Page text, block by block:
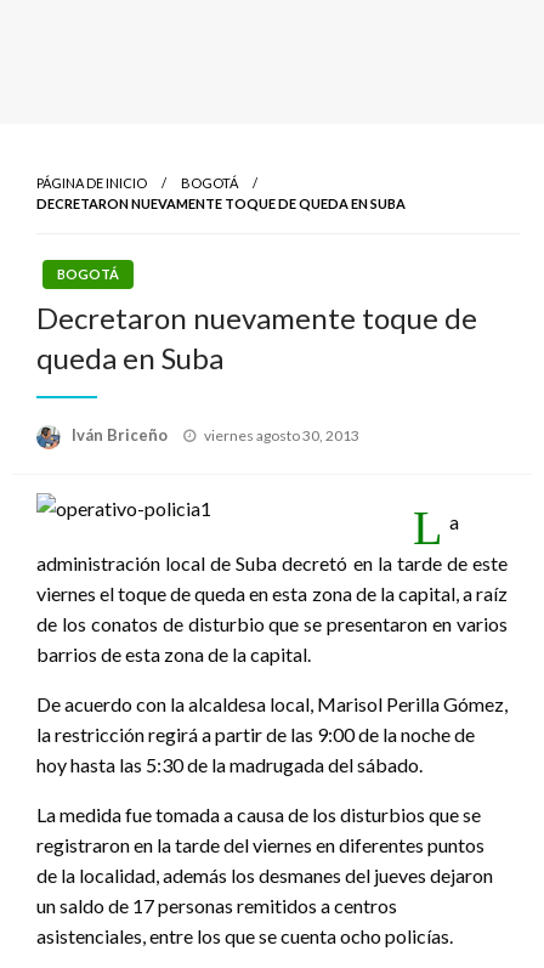
PÁGINA DE INICIO
BOGOTÁ
DECRETARON NUEVAMENTE TOQUE DE QUEDA EN SUBA
BOGOTÁ
Decretaron nuevamente toque de
queda en Suba
Iván Briceño
Publicado
viernes agosto 30, 2013
L a
administración local de Suba decretó en la tarde de este
viernes el toque de queda en esta zona de la capital, a raíz
de los conatos de disturbio que se presentaron en varios
barrios de esta zona de la capital.
De acuerdo con la alcaldesa local, Marisol Perilla Gómez,
la restricción regirá a partir de las 9:00 de la noche de
hoy hasta las 5:30 de la madrugada del sábado.
La medida fue tomada a causa de los disturbios que se
registraron en la tarde del viernes en diferentes puntos
de la localidad, además los desmanes del jueves dejaron
un saldo de 17 personas remitidos a centros
asistenciales, entre los que se cuenta ocho policías.